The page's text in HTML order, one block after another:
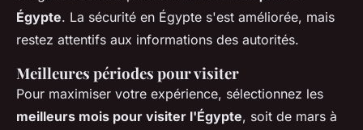
Égypte. La sécurité en Égypte s'est améliorée, mais
restez attentifs aux informations des autorités.
Meilleures périodes pour visiter
Pour maximiser votre expérience, sélectionnez les
meilleurs mois pour visiter l'Égypte, soit de mars à